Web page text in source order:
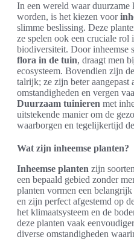
In een wereld waar duurzame
worden, is het kiezen voor
slimme beslissing. Deze
ze spelen ook een cruciale rol
biodiversiteit. Door inheemse
flora in de tuin, draagt men
ecosysteem. Bovendien zijn de
talrijk; ze zijn beter aangepast
omstandigheden en vergen
Duurzaam tuinieren met
uitstekende manier om de
waarborgen en tegelijkertijd
Wat zijn inheemse planten?
Inheemse planten zijn
een bepaald gebied zonder
planten vormen een
en zijn perfect afgestemd op
het klimaatsysteem en de
deze planten vaak
diverse omstandigheden